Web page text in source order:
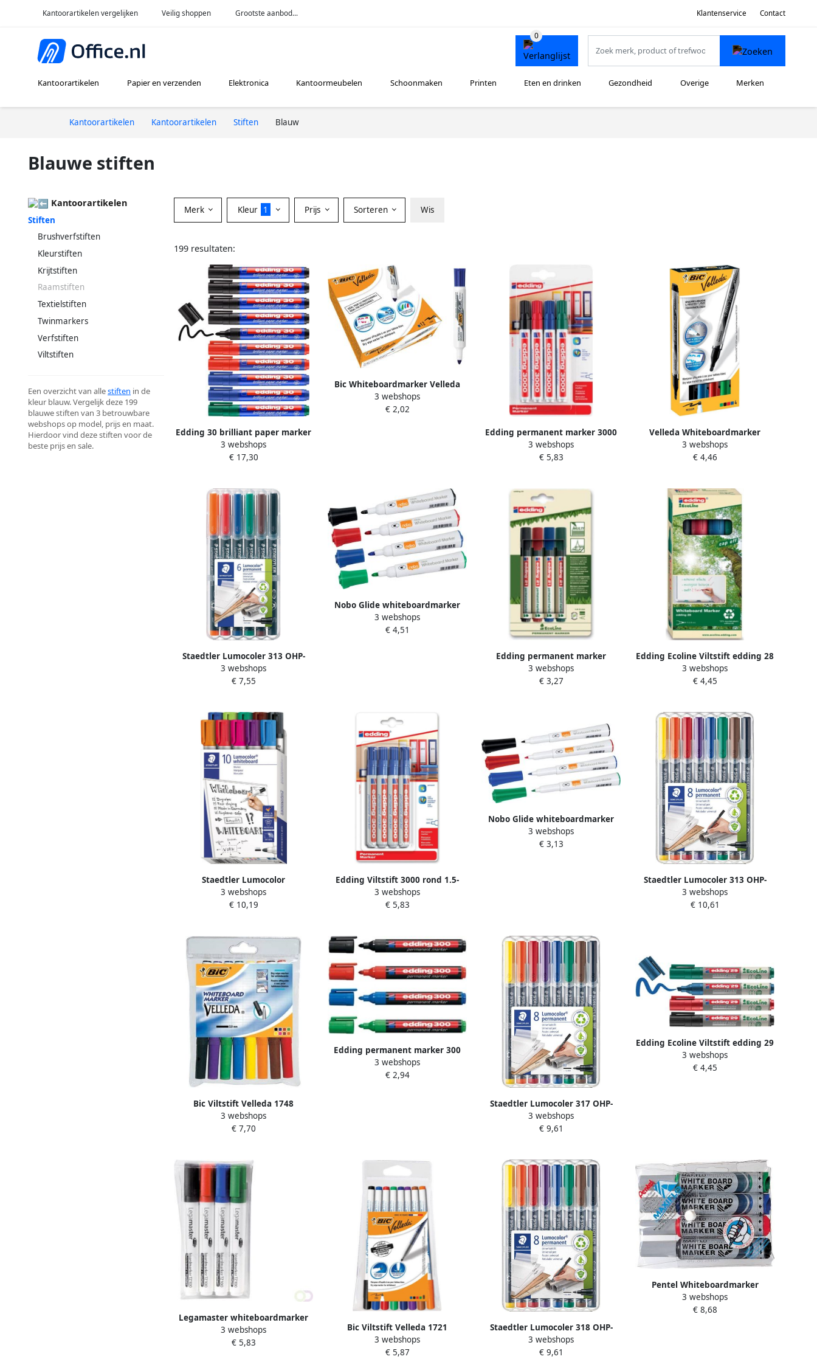
Kantoorartikelen vergelijken Veilig shoppen Grootste aanbod... Klantenservice Contact
Kantoorartikelen Papier en verzenden Elektronica Kantoormeubelen Schoonmaken Printen Eten en drinken Gezondheid Overige Merken
Kantoorartikelen Kantoorartikelen Stiften Blauw
Blauwe stiften
Kantoorartikelen
Stiften
Brushverfstiften
Kleurstiften
Krijtstiften
Raamstiften
Textielstiften
Twinmarkers
Verfstiften
Viltstiften
Een overzicht van allestiften in de
kleur blauw. Vergelijk deze 199
blauwe stiften van 3 betrouwbare
webshops op model, prijs en maat.
Hierdoor vind deze stiften voor de
beste prijs en sale.
Merk Kleur 1 Prijs Sorteren Wis
199 resultaten:
Edding 30 brilliant paper marker
assorti ronde punt 1 5-3 mm doos
10 stuks
3 webshops
€ 17,30
Bic Whiteboardmarker Velleda
1711 rond large blauw
3 webshops
€ 2,02
Edding permanent marker 3000
blister van 4 stuks in
geassorteerde kleuren
3 webshops
€ 5,83
Velleda Whiteboardmarker
Liquid Ink Pocket doos van 4
stuks in geassorteerde kleuren
3 webshops
€ 4,46
Staedtler Lumocoler 313 OHP-
marker permanent 0 4 mm etui
van 6 stuks in geassorteerde
3 webshops
€ 7,55
Nobo Glide whiteboardmarker
pak van 4 stuks geassorteerde
kleuren op blister
3 webshops
€ 4,51
Edding permanent marker
Ecoline e-21 set van 4 stuks in
geassorteerde kleuren
3 webshops
€ 3,27
Edding Ecoline Viltstift edding 28
whiteboard Ecoline rond 1.5-3mm
assorti setà 4 stuks
3 webshops
€ 4,45
Staedtler Lumocolor
whiteboardmarker doos van 10
stuks in geassorteerde kleuren
3 webshops
€ 10,19
Edding Viltstift 3000 rond 1.5-
3mm blauw blisterà 4 stuks
3 webshops
€ 5,83
Nobo Glide whiteboardmarker
pak van 4 stuks geassorteerde
kleuren
3 webshops
€ 3,13
Staedtler Lumocoler 313 OHP-
marker permanent 0 4 mm etui
van 8 stuks in geassorteerde
3 webshops
€ 10,61
Bic Viltstift Velleda 1748
whiteboard rond medium assorti
blisterà 8 stuks
3 webshops
€ 7,70
Edding permanent marker 300
blister met 4 stuks in
geassorteerde kleuren
3 webshops
€ 2,94
Staedtler Lumocoler 317 OHP-
marker permanent 1 0 mm etui
van 8 stuks in geassorteerde
3 webshops
€ 9,61
Edding Ecoline Viltstift edding 29
whiteboard Ecoline rond 1-5mm
assorti setà 4 stuks
3 webshops
€ 4,45
Legamaster whiteboardmarker
TZ 100 etui met 4 stuks in
geassorteerde kleuren
3 webshops
€ 5,83
Bic Viltstift Velleda 1721
whiteboard rond fijn assorti
blister Ã 8 stuks
3 webshops
€ 5,87
Staedtler Lumocoler 318 OHP-
marker permanent 0 6 mm etui
van 8 stuks in geassorteerde
3 webshops
€ 9,61
Pentel Whiteboardmarker
Maxiflo set van 4 kleuren (blauw
rood groen en zwart) 12 stuks
3 webshops
€ 8,68